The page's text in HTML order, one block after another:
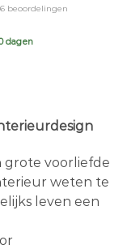
6 beoordelingen
dagen
grote voorliefde
weten te
leven een